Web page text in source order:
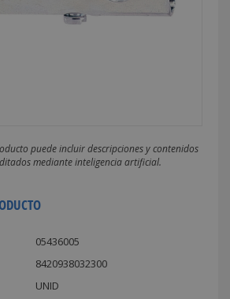
puede incluir descripciones y contenidos
mediante inteligencia artificial.
05436005
8420938032300
UNID